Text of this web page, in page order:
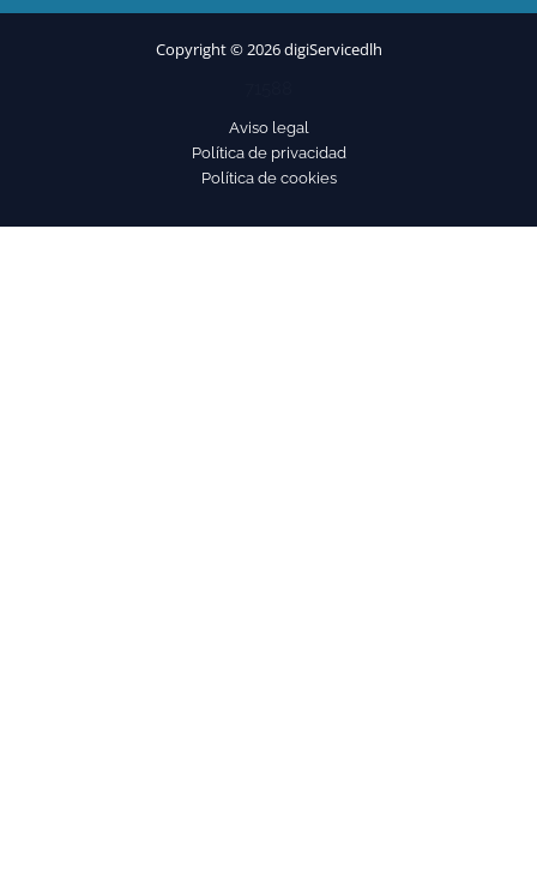
Copyright © 2026 digiServicedlh
Aviso legal
Política de privacidad
Política de cookies